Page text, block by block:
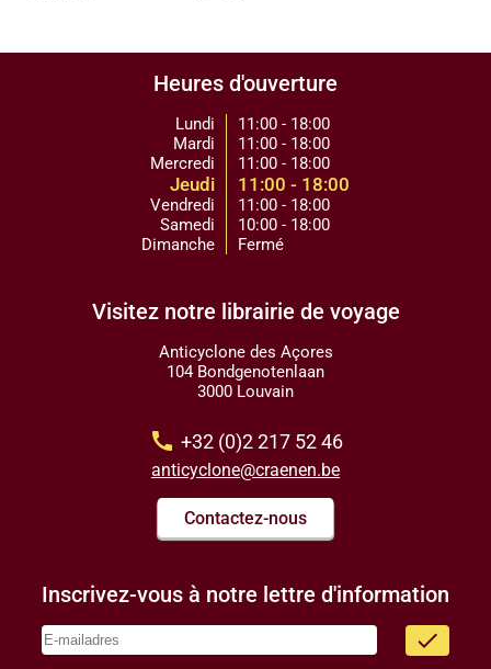
Heures d'ouverture
Lundi
Mardi
Mercredi
Jeudi
Vendredi
Samedi
Dimanche
11:00 - 18:00
11:00 - 18:00
11:00 - 18:00
11:00 - 18:00
11:00 - 18:00
10:00 - 18:00
Fermé
Visitez notre librairie de voyage
Anticyclone des Açores
104 Bondgenotenlaan
3000 Louvain
call +32 (0)2 217 52 46
anticyclone@craenen.be
Contactez-nous
Inscrivez-vous à notre lettre d'information
done